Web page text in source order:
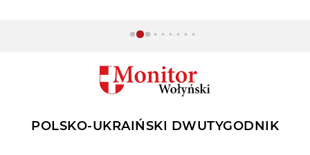
POLSKO-UKRAIŃSKI DWUTYGODNIK